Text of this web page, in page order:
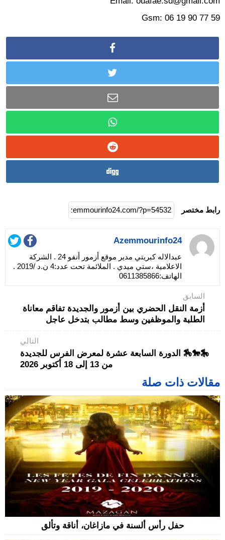
Gsm: 06 19 90 77 59
رابط مختصر
Azemmourinfo24
عبدالاله كبريتي مدير موقع أزمور أنفو 24 . الشركة
الاعلامية ،ستي ميدي . الملائمة تحت عدد:4 ن.د /2019 .
الهاتف:0611385866
السابق
أزمة النقل الحضري بين أزمور والجديدة تفاقم معاناة
الطلبة والموظفين وسط مطالب بتدخل عاجل
التالي
🎠🐎🏇 الدورة السابعة عشرة لمعرض الفرس للجديدة
من 13 إلى 18 أكتوبر 2026
مقالات ذات صلة
حفل رأس ألسنة في مازاغان، أناقة وتألق